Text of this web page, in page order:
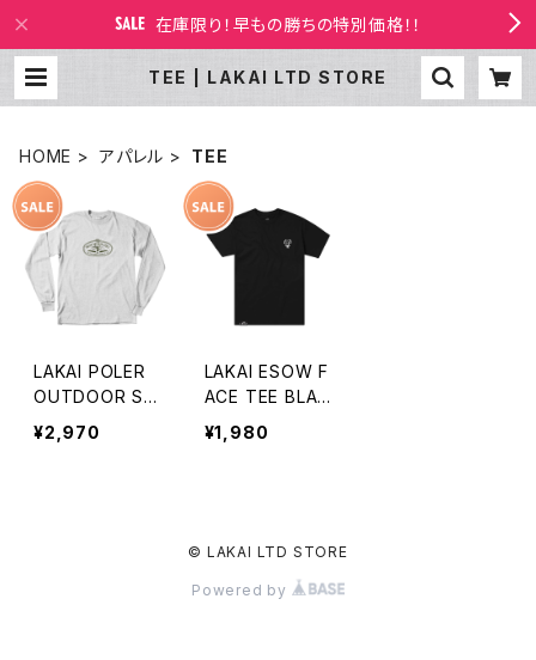
在庫限り！早もの勝ちの特別価格！！
TEE | LAKAI LTD STORE
HOME アパレル TEE
LAKAI POLER
OUTDOOR ST
UFF LS TEE A
SH HEATHER
¥2,970
LAKAI ESOW F
ACE TEE BLAC
K
¥1,980
© LAKAI LTD STORE
Powered by